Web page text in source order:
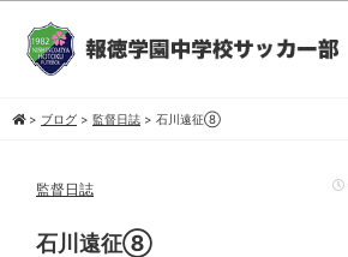
> ブログ > 監督日誌 > 石川遠征⑧
監督日誌
石川遠征⑧